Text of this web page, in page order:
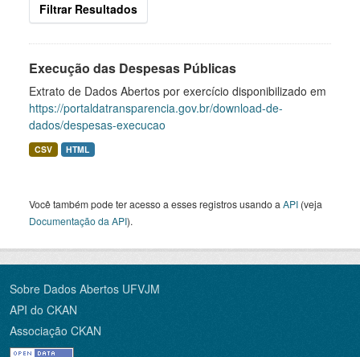
Filtrar Resultados
Execução das Despesas Públicas
Extrato de Dados Abertos por exercício disponibilizado em
https://portaldatransparencia.gov.br/download-de-
dados/despesas-execucao
CSV HTML
Você também pode ter acesso a esses registros usando a API (veja
Documentação da API).
Sobre Dados Abertos UFVJM
API do CKAN
Associação CKAN